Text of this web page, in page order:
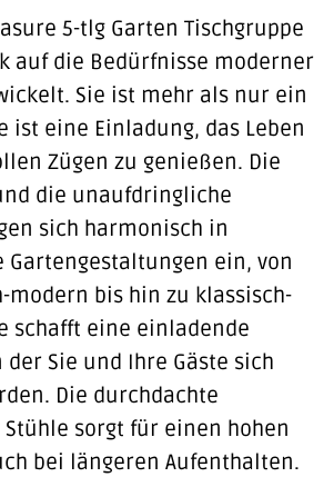
5-tlg Garten Tischgruppe
auf die Bedürfnisse moderner
Sie ist mehr als nur ein
ist eine Einladung, das Leben
Zügen zu genießen. Die
die unaufdringliche
sich harmonisch in
Gartengestaltungen ein, von
bis hin zu klassisch-
schafft eine einladende
Sie und Ihre Gäste sich
Die durchdachte
sorgt für einen hohen
bei längeren Aufenthalten.